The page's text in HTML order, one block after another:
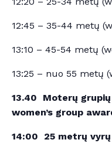
12:45 – 35-44 metų
13:10 – 45-54 metų
13:25 – nuo 55 metų
13.40 Moterų
women’s group
14:00 25 metrų